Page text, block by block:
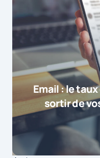
Email : le
sortir de